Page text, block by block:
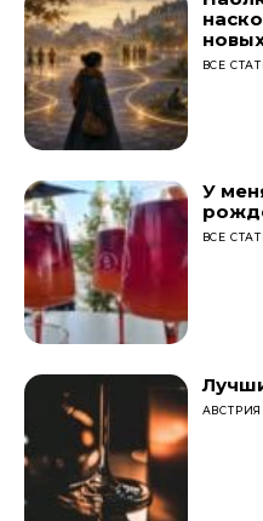
ВСЕ
У
ВСЕ
АВСТРИЯ